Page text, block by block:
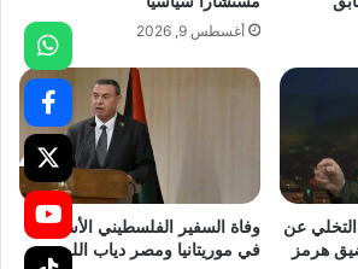
أغسطس 9, 2026
التخلي عن
هرمز
وفاة السفير الفلسطيني الأسبق
في موريتانيا ومصر دياب اللوح